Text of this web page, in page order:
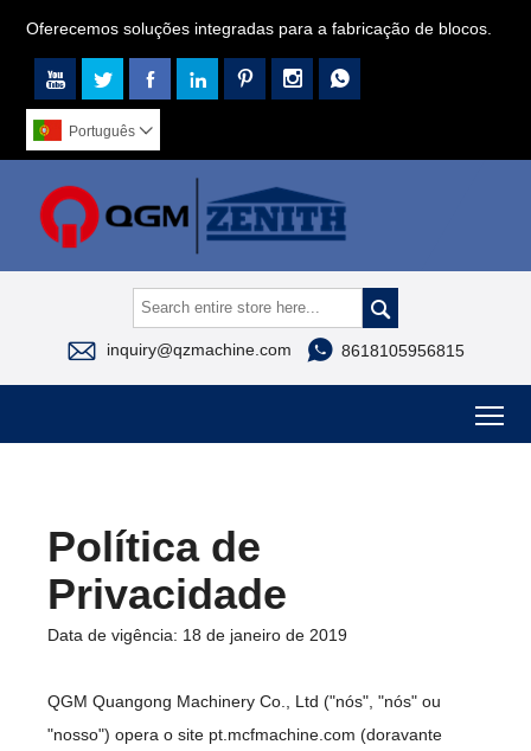
Oferecemos soluções integradas para a fabricação de blocos.
      
Português 

 inquiry@qzmachine.com  8618105956815
Política de
Privacidade
Data de vigência: 18 de janeiro de 2019
QGM Quangong Machinery Co., Ltd ("nós", "nós" ou
"nosso") opera o site pt.mcfmachine.com (doravante